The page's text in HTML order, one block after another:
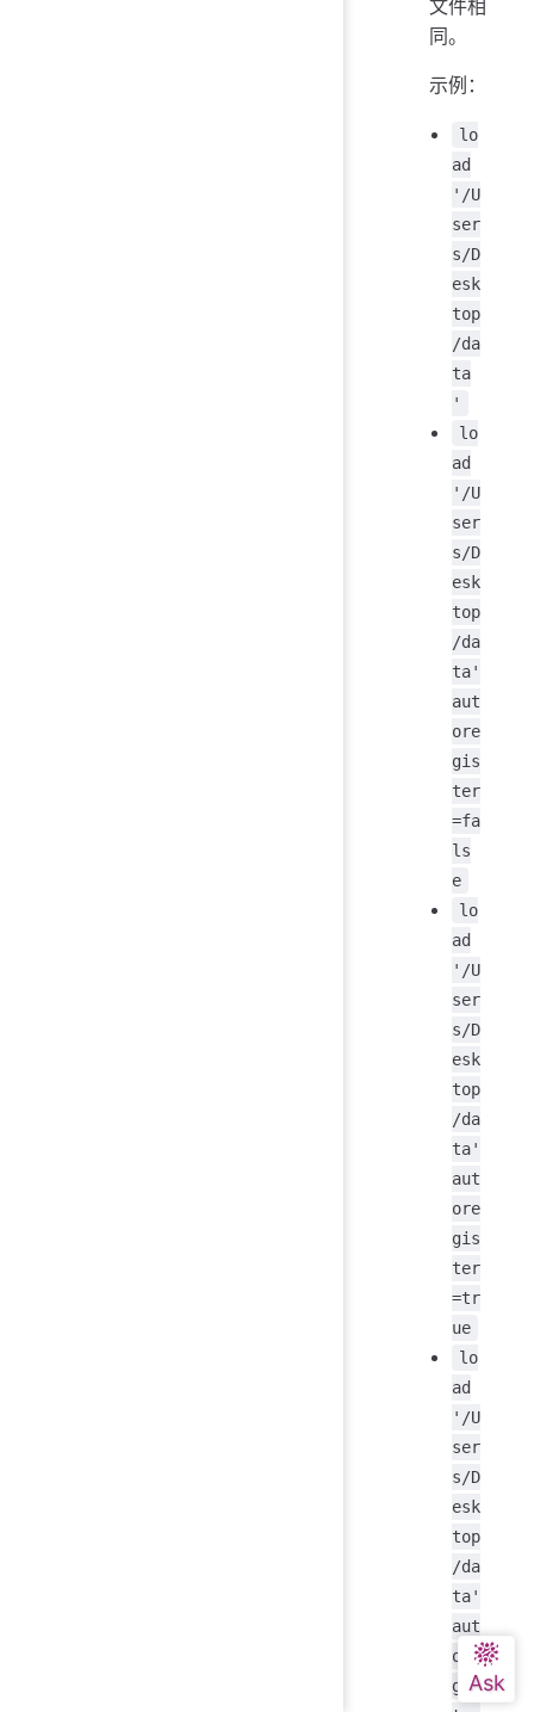
文件相
同。
示例：
lo
ad
'/U
ser
s/D
esk
top
/da
ta
'
lo
ad
'/U
ser
s/D
esk
top
/da
ta'
aut
ore
gis
ter
=fa
ls
e
lo
ad
'/U
ser
s/D
esk
top
/da
ta'
aut
ore
gis
ter
=tr
ue
lo
ad
'/U
ser
s/D
esk
top
/da
ta'
aut
ore
gis